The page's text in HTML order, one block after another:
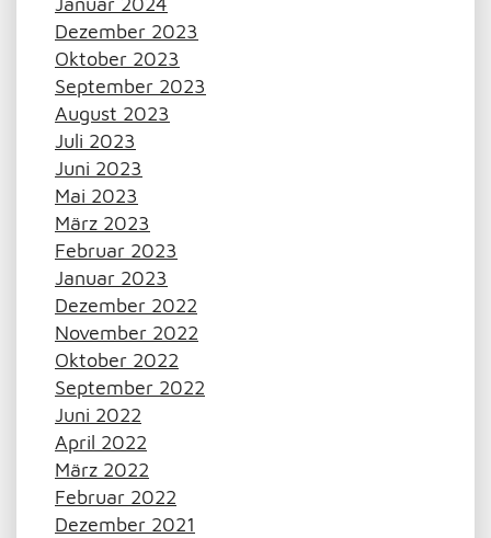
Dezember 2023
Oktober 2023
September 2023
August 2023
Juli 2023
Juni 2023
Mai 2023
März 2023
Februar 2023
Januar 2023
Dezember 2022
November 2022
Oktober 2022
September 2022
Juni 2022
April 2022
März 2022
Februar 2022
Dezember 2021